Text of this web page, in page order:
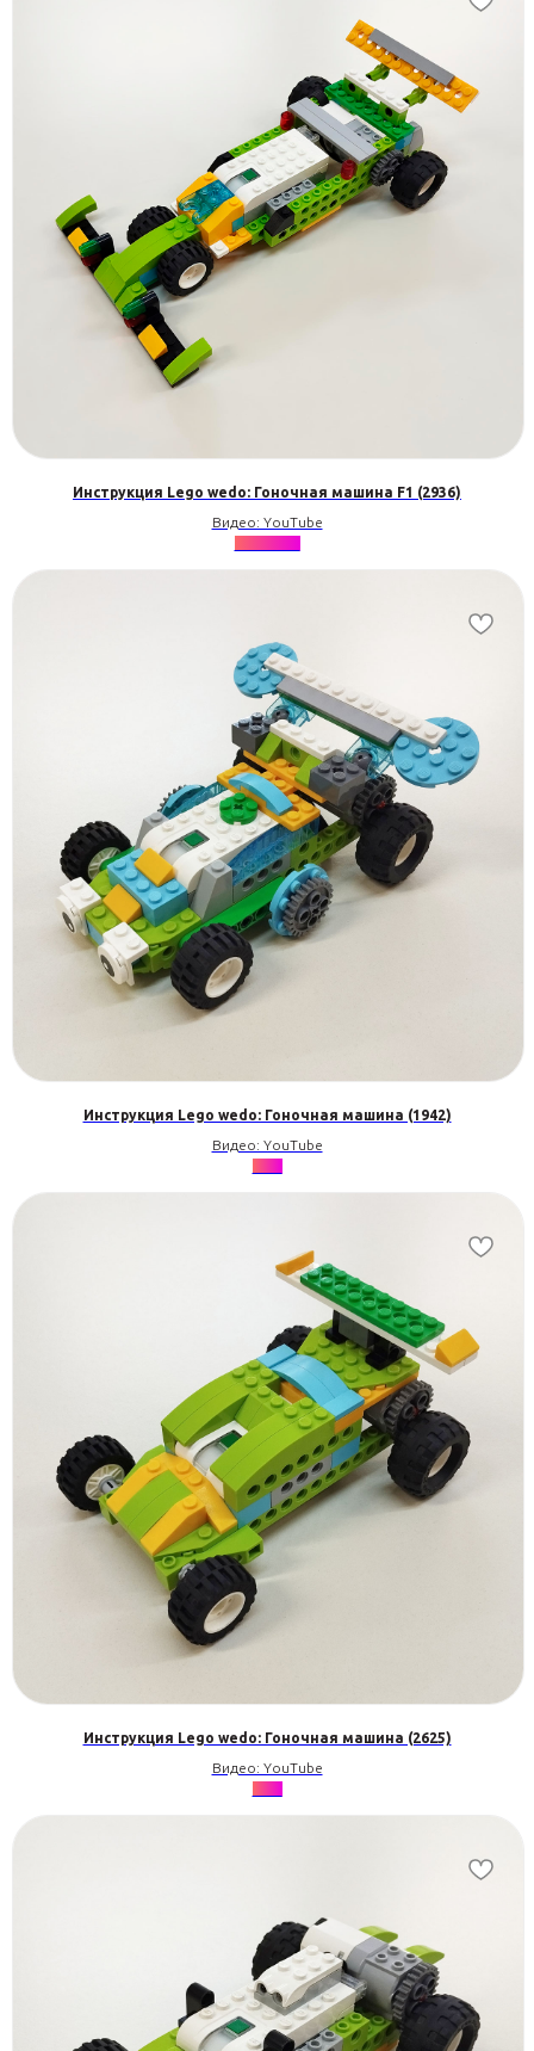
Инструкция Lego wedo: Гоночная машина F1 (2936)
Видео: YouTube
Инструкция Lego wedo: Гоночная машина (1942)
Видео: YouTube
Инструкция Lego wedo: Гоночная машина (2625)
Видео: YouTube